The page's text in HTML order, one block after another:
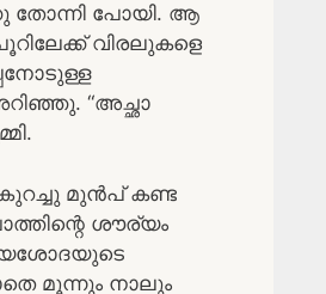
തോന്നി പോയി. ആ
വിരലുകളെ
“അച്ഛാ
മുൻപ് കണ്ട
ശൗര്യം
യശോദയുടെ
മൂന്നും നാലും